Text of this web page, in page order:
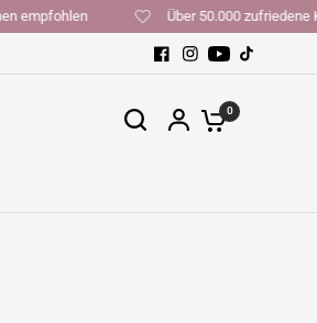
empfohlen Über 50.000
0